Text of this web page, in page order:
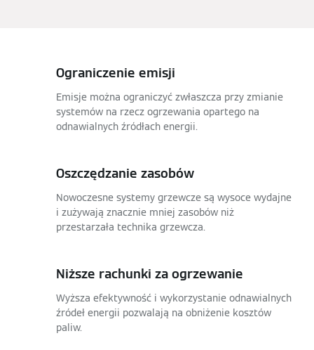
Ograniczenie emisji
Emisje można ograniczyć zwłaszcza przy zmianie
systemów na rzecz ogrzewania opartego na
odnawialnych źródłach energii.
Oszczędzanie zasobów
Nowoczesne systemy grzewcze są wysoce wydajne
i zużywają znacznie mniej zasobów niż
przestarzała technika grzewcza.
Niższe rachunki za ogrzewanie
Wyższa efektywność i wykorzystanie odnawialnych
źródeł energii pozwalają na obniżenie kosztów
paliw.